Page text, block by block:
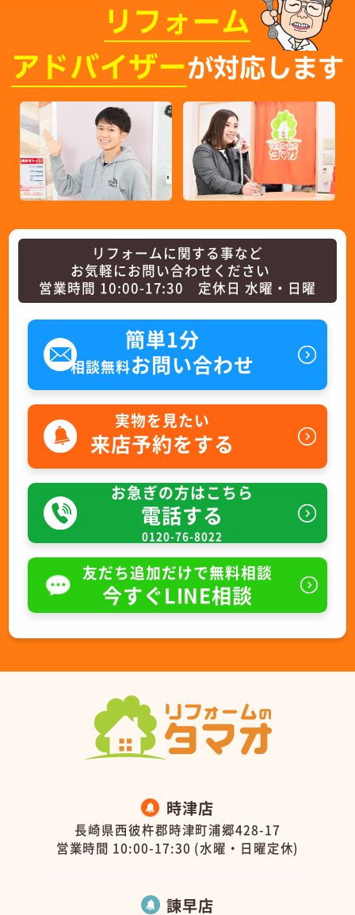
リフォーム
アドバイザーが対応します
リフォームに関する事など
お気軽にお問い合わせください
営業時間 10:00-17:30 定休日 水曜・日曜
簡単1分
相談無料お問い合わせ
実物を見たい
来店予約をする
お急ぎの方はこちら
電話する
0120-76-8022
友だち追加だけで無料相談
今すぐLINE相談
時津店
長崎県西彼杵郡時津町浦郷428-17
営業時間 10:00-17:30 (水曜・日曜定休)
諫早店